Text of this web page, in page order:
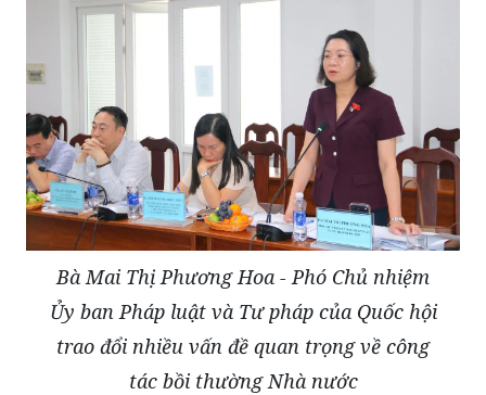
Bà Mai Thị Phương Hoa - Phó Chủ nhiệm
Ủy ban Pháp luật và Tư pháp của Quốc hội
trao đổi nhiều vấn đề quan trọng về công
tác bồi thường Nhà nước